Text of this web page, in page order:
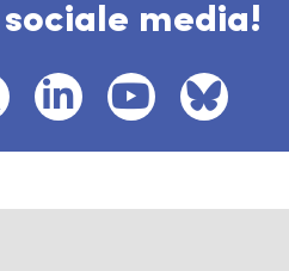
sociale media!